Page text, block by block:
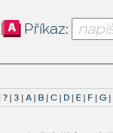
Příkaz:
?|3 |A| B|C| D| E| F |G|